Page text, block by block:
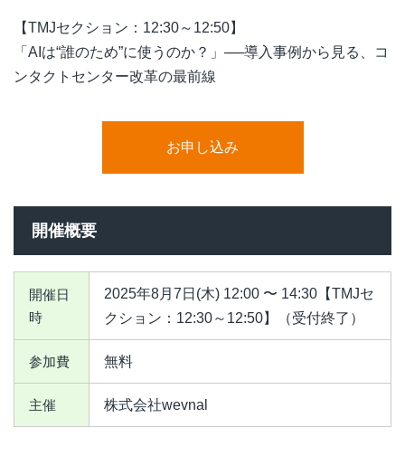
【TMJセクション：12:30～12:50】
「AIは“誰のため”に使うのか？」──導入事例から見る、コ
ンタクトセンター改革の最前線
お申し込み
開催概要
開催日
時
2025年8月7日(木) 12:00 〜 14:30【TMJセ
クション：12:30～12:50】（受付終了）
参加費 無料
主催 株式会社wevnal